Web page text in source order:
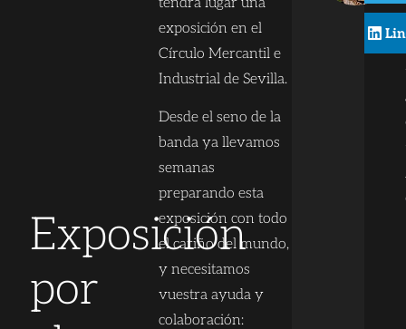
Exposición
por
exposición en el
Círculo Mercantil e
Industrial de Sevilla.
Desde el seno de la
banda ya llevamos
semanas
preparando esta
exposición con todo
el cariño del mundo,
y necesitamos
vuestra ayuda y
colaboración: